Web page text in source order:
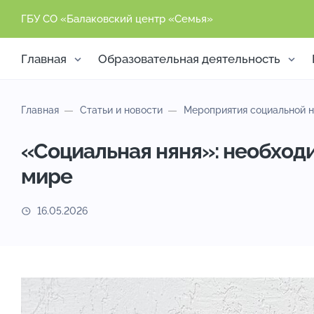
ГБУ СО «Балаковский центр «Семья»
Главная Образовательная деятельность
Главная Статьи и новости Мероприятия социальной
«Социальная няня»:
мире
16.05.2026